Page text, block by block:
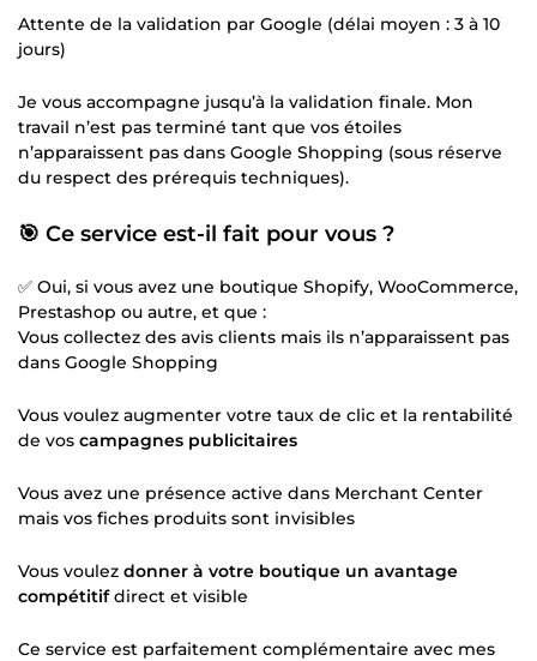
Attente de la validation par Google (délai moyen : 3 à 10
jours)
Je vous accompagne jusqu’à la validation finale. Mon
travail n’est pas terminé tant que vos étoiles
n’apparaissent pas dans Google Shopping (sous réserve
du respect des prérequis techniques).
🎯 Ce service est-il fait pour vous ?
✅ Oui, si vous avez une boutique Shopify, WooCommerce,
Prestashop ou autre, et que :
Vous collectez des avis clients mais ils n’apparaissent pas
dans Google Shopping
Vous voulez augmenter votre taux de clic et la rentabilité
de vos campagnes publicitaires
Vous avez une présence active dans Merchant Center
mais vos fiches produits sont invisibles
Vous voulez donner à votre boutique un avantage
compétitifdirect et visible
Ce service est parfaitement complémentaire avec mes